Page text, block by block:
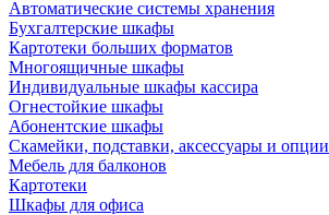
Автоматические системы хранения
Бухгалтерские шкафы
Картотеки больших форматов
Многоящичные шкафы
Индивидуальные шкафы кассира
Огнестойкие шкафы
Абонентские шкафы
Скамейки, подставки, аксессуары и опции
Мебель для балконов
Картотеки
Шкафы для офиса